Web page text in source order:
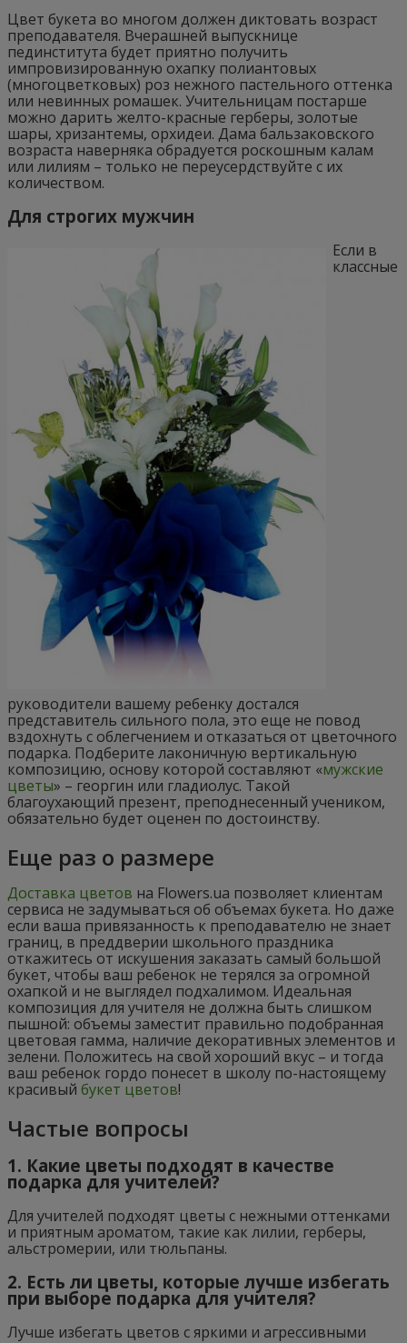
Цвет букета во многом должен диктовать возраст
преподавателя. Вчерашней выпускнице
пединститута будет приятно получить
импровизированную охапку полиантовых
(многоцветковых) роз нежного пастельного оттенка
или невинных ромашек. Учительницам постарше
можно дарить желто-красные герберы, золотые
шары, хризантемы, орхидеи. Дама бальзаковского
возраста наверняка обрадуется роскошным калам
или лилиям – только не переусердствуйте с их
количеством.
Для строгих мужчин
Если в
классные
руководители вашему ребенку достался
представитель сильного пола, это еще не повод
вздохнуть с облегчением и отказаться от цветочного
подарка. Подберите лаконичную вертикальную
композицию, основу которой составляют «мужские
цветы» – георгин или гладиолус. Такой
благоухающий презент, преподнесенный учеником,
обязательно будет оценен по достоинству.
Еще раз о размере
Доставка цветов на Flowers.ua позволяет клиентам
сервиса не задумываться об объемах букета. Но даже
если ваша привязанность к преподавателю не знает
границ, в преддверии школьного праздника
откажитесь от искушения заказать самый большой
букет, чтобы ваш ребенок не терялся за огромной
охапкой и не выглядел подхалимом. Идеальная
композиция для учителя не должна быть слишком
пышной: объемы заместит правильно подобранная
цветовая гамма, наличие декоративных элементов и
зелени. Положитесь на свой хороший вкус – и тогда
ваш ребенок гордо понесет в школу по-настоящему
красивый букет цветов!
Частые вопросы
1. Какие цветы подходят в качестве
подарка для учителей?
Для учителей подходят цветы с нежными оттенками
и приятным ароматом, такие как лилии, герберы,
альстромерии, или тюльпаны.
2. Есть ли цветы, которые лучше избегать
при выборе подарка для учителя?
Лучше избегать цветов с яркими и агрессивными